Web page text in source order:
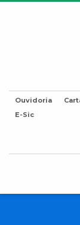
Ouvidoria
E-Sic